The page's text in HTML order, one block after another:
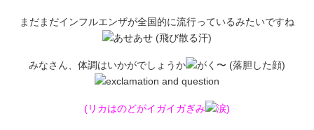
まだまだインフルエンザが全国的に流行っているみたいですね
みなさん、体調はいかがでしょうか
(リカはのどがイガイガぎみ )